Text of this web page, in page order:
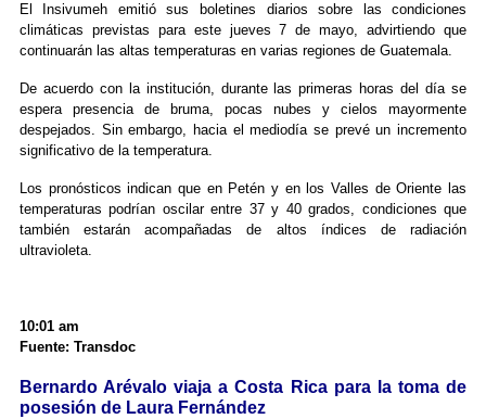
El Insivumeh emitió sus boletines diarios sobre las condiciones
climáticas previstas para este jueves 7 de mayo, advirtiendo que
continuarán las altas temperaturas en varias regiones de Guatemala.
De acuerdo con la institución, durante las primeras horas del día se
espera presencia de bruma, pocas nubes y cielos mayormente
despejados. Sin embargo, hacia el mediodía se prevé un incremento
significativo de la temperatura.
Los pronósticos indican que en Petén y en los Valles de Oriente las
temperaturas podrían oscilar entre 37 y 40 grados, condiciones que
también estarán acompañadas de altos índices de radiación
ultravioleta.
10:01 am
Fuente: Transdoc
Bernardo Arévalo viaja a Costa Rica para la toma de
posesión de Laura Fernández